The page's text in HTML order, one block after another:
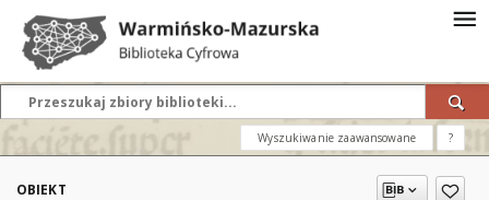
Wyszukiwanie zaawansowane ?
OBIEKT